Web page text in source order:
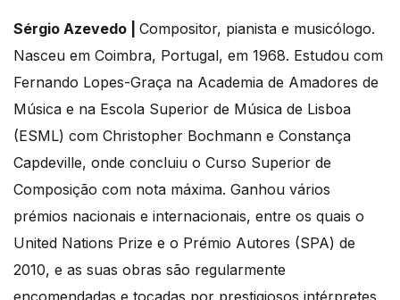
Sérgio Azevedo | Compositor, pianista e musicólogo.
Nasceu em Coimbra, Portugal, em 1968. Estudou com
Fernando Lopes-Graça na Academia de Amadores de
Música e na Escola Superior de Música de Lisboa
(ESML) com Christopher Bochmann e Constança
Capdeville, onde concluiu o Curso Superior de
Composição com nota máxima. Ganhou vários
prémios nacionais e internacionais, entre os quais o
United Nations Prize e o Prémio Autores (SPA) de
2010, e as suas obras são regularmente